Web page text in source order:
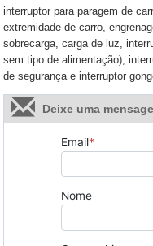
interruptor para paragem de
extremidade de carro,
sobrecarga, carga de luz,
sem tipo de alimentação),
de segurança e interruptor
Deixe uma